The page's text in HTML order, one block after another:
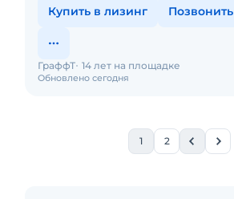
Купить в лизинг Позвонить
Обновлено сегодня
ГраффТ 14 лет на площадке
1 2